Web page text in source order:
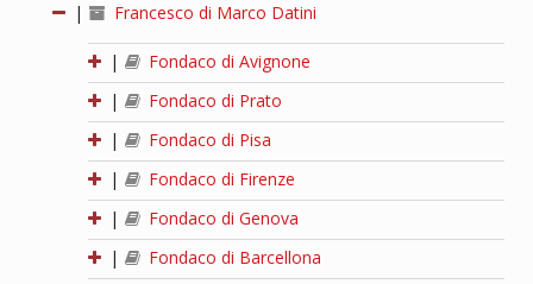
| Francesco di Marco Datini
|
Fondaco di Avignone
|
Fondaco di Prato
|
Fondaco di Pisa
|
Fondaco di Firenze
|
Fondaco di Genova
|
Fondaco di Barcellona